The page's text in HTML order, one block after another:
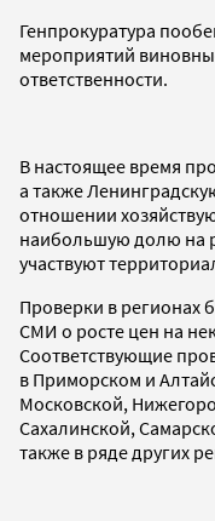
Генпрокуратура
мероприятий
ответственности.
В настоящее время
а также
отношении
наибольшую долю на
участвуют
Проверки в регионах
СМИ о росте цен на
Соответствующие
в Приморском и
Московской,
Сахалинской,
также в ряде других